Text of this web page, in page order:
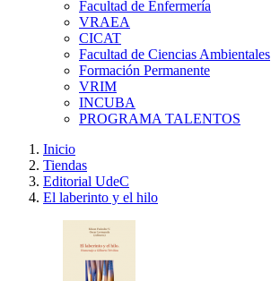
Facultad de Enfermería
VRAEA
CICAT
Facultad de Ciencias Ambientales
Formación Permanente
VRIM
INCUBA
PROGRAMA TALENTOS
Inicio
Tiendas
Editorial UdeC
El laberinto y el hilo